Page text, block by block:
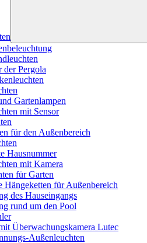
der Pergola
Gartenlampen
mit Sensor
für den Außenbereich
Hausnummer
mit Kamera
für Garten
Hängeketten für Außenbereich
des Hauseingangs
rund um den Pool
Überwachungskamera Lutec
Außenleuchten